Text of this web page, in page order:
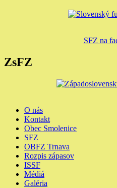
SFZ na
ZsFZ
O nás
Kontakt
Obec Smolenice
SFZ
OBFZ Trnava
Rozpis zápasov
ISSF
Médiá
Galéria